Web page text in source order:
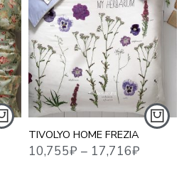
TIVOLYO HOME FREZIA
10,755₽– 17,716₽
1,5 СПАЛЬНЫЙ
ЕВРО СТАНДАРТ
СЕМЕЙНЫЙ